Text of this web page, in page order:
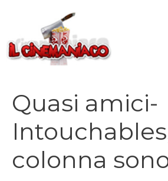
contenuto
Quasi amici-
colonna